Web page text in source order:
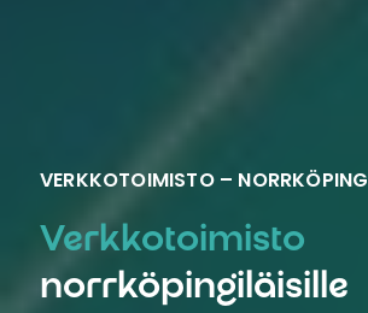
VERKKOTOIMISTO – NORRKÖPING
Verkkotoimisto
norrköpingiläisille